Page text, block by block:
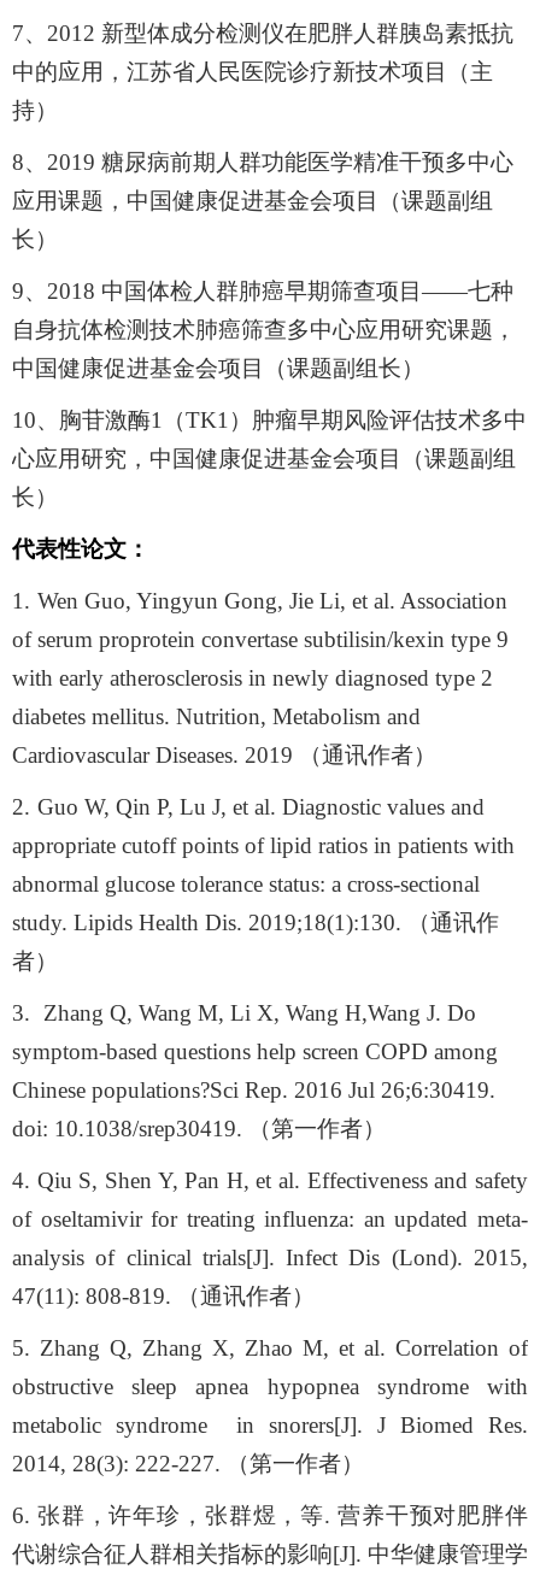
7、 2012 新型体成分检测仪在肥胖人群胰岛素抵抗
中的应用，江苏省人民医院诊疗新技术项目（主
持）
8、 2019 糖尿病前期人群功能医学精准干预多中心
应用课题，中国健康促进基金会项目（课题副组
长）
9、 2018 中国体检人群肺癌早期筛查项目——七种
自身抗体检测技术肺癌筛查多中心应用研究课题，
中国健康促进基金会项目（课题副组长）
10、胸苷激酶1 （TK1）肿瘤早期风险评估技术多中
心应用研究，中国健康促进基金会项目（课题副组
长）
代表性论文：
1. Wen Guo, Yingyun Gong, Jie Li, et al. Association
of serum proprotein convertase subtilisin/kexin type 9
with early atherosclerosis in newly diagnosed type 2
diabetes mellitus. Nutrition, Metabolism and
Cardiovascular Diseases. 2019
（通讯作者）
2. Guo W, Qin P, Lu J, et al. Diagnostic values and
appropriate cutoff points of lipid ratios in patients with
abnormal glucose tolerance status: a cross-sectional
study. Lipids Health Dis. 2019;18(1):130.
（通讯作
者）
3.
Zhang Q, Wang M, Li X, Wang H,Wang J. Do
symptom-based questions help screen COPD among
Chinese populations?Sci Rep. 2016 Jul 26;6:30419.
doi: 10.1038/srep30419.
（第一作者）
4. Qiu S, Shen Y, Pan H, et al. Effectiveness and safety
of oseltamivir for treating influenza: an updated meta-
analysis of clinical trials[J]. Infect Dis (Lond). 2015,
47(11): 808-819.
（通讯作者）
5. Zhang Q, Zhang X, Zhao M, et al. Correlation of
obstructive sleep apnea hypopnea syndrome with
metabolic syndrome
in snorers[J]. J Biomed Res.
2014, 28(3): 222-227.
（第一作者）
6. 张群，许年珍，张群煜，等.营养干预对肥胖伴
代谢综合征人群相关指标的影响[J]. 中华健康管理学